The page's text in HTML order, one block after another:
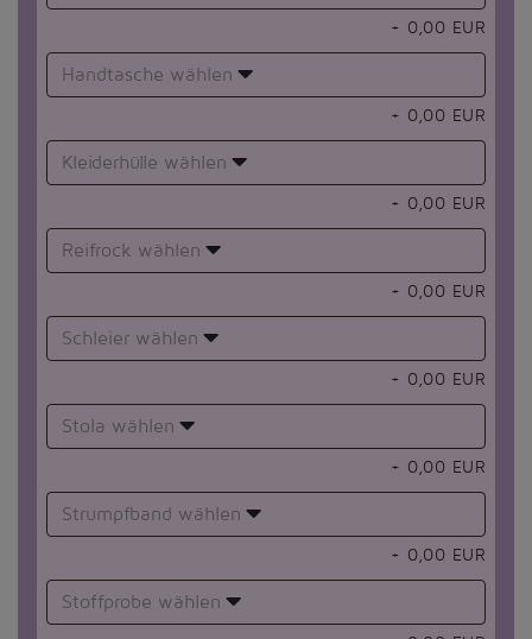
+ 0,00 EUR
Handtasche wählen
+ 0,00 EUR
Kleiderhülle wählen
+ 0,00 EUR
Reifrock wählen
+ 0,00 EUR
Schleier wählen
+ 0,00 EUR
Stola wählen
+ 0,00 EUR
Strumpfband wählen
+ 0,00 EUR
Stoffprobe wählen